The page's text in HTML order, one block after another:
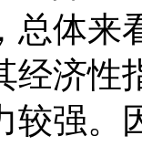
总体来
经济性
较强。